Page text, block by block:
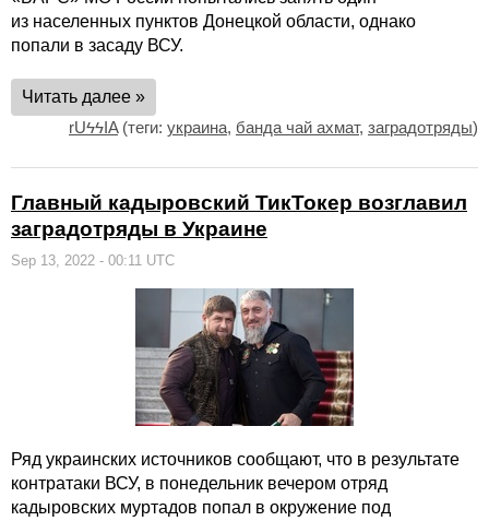
из населенных пунктов Донецкой области, однако
попали в засаду ВСУ.
Читать далее »
rUϟϟIA(теги: украина, банда чай ахмат, заградотряды)
Главный кадыровский ТикТокер возглавил
заградотряды в Украине
Sep 13, 2022 - 00:11 UTC
Ряд украинских источников сообщают, что в результате
контратаки ВСУ, в понедельник вечером отряд
кадыровских муртадов попал в окружение под